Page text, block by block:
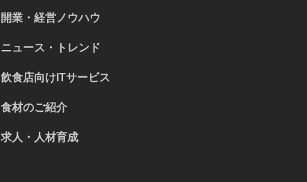
開業・経営ノウハウ
ニュース・トレンド
飲食店向けITサービス
食材のご紹介
求人・人材育成